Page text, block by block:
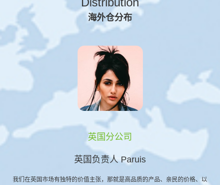
海外仓分布
英国分公司
英国负责人 Paruis
我们在英国市场有独特的价值主张，那就是高品质的产品、亲民的价格、以